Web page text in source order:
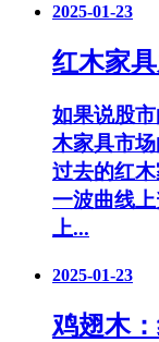
2025-01-23
红木家
如果说股
木家具市
过去的红
一波曲线
上...
2025-01-23
鸡翅木